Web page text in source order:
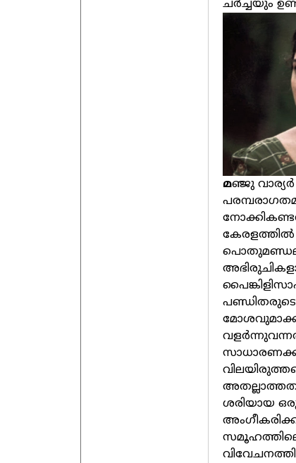
ചർച്ചയും
മഞ്ജു വാര്യർ
കേരളത്തിൽ
ശരിയായ